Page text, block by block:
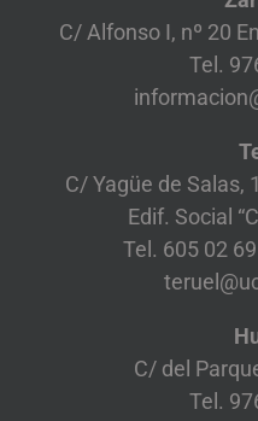
C/ Alfonso I, nº 20
Tel.
C/ Yagüe de Salas,
Edif. Social
Tel. 605 02
C/ del
Tel.